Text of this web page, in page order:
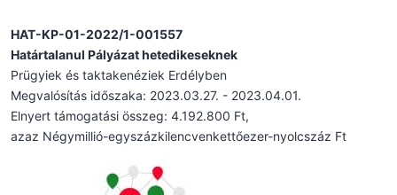
HAT-KP-01-2022/1-001557
Határtalanul Pályázat hetedikeseknek
Prügyiek és taktakenéziek Erdélyben
Megvalósítás időszaka: 2023.03.27. - 2023.04.01.
Elnyert támogatási összeg: 4.192.800 Ft,
azaz Négymillió-egyszázkilencvenkettőezer-nyolcszáz Ft